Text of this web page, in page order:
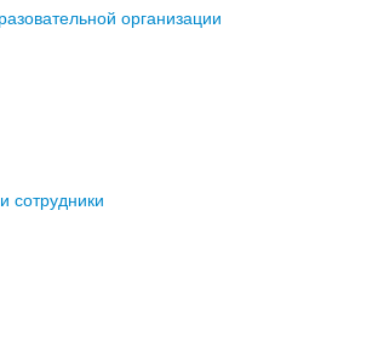
организации
сотрудники